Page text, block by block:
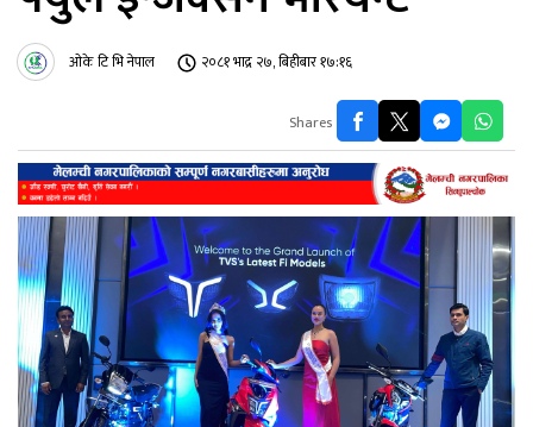
ओके टि भि नेपाल २०८१ भाद्र २७, बिहीबार १७:१६
Shares